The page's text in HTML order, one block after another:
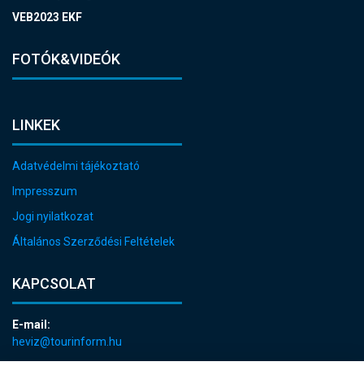
VEB2023 EKF
FOTÓK&VIDEÓK
LINKEK
Adatvédelmi tájékoztató
Impresszum
Jogi nyilatkozat
Általános Szerződési Feltételek
KAPCSOLAT
E-mail:
heviz@tourinform.hu